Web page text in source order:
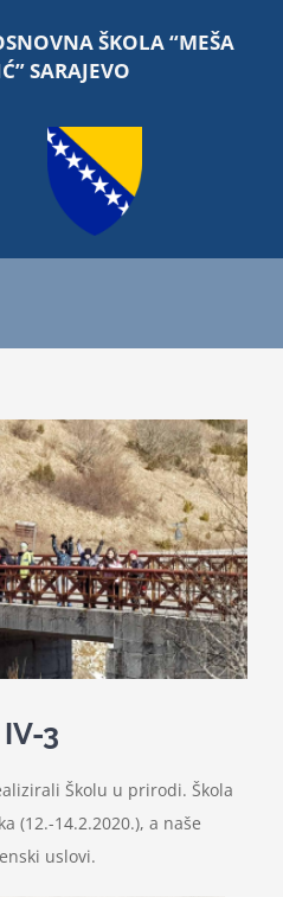
ŠKOLA “MEŠA
SARAJEVO
školi
roditelja
3
Školu u prirodi. Škola
(12.-14.2.2020.), a naše
uslovi.